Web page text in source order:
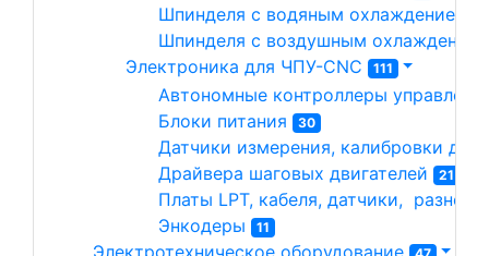
Шпинделя с водяным охлаждением
Шпинделя с воздушным
Электроника для ЧПУ-CNC
111
Автономные контроллеры
Блоки питания
30
Датчики измерения, калибровки
Драйвера шаговых двигателей
21
Платы LPT, кабеля, датчики,  разное
Энкодеры 11
Электротехническое оборудование